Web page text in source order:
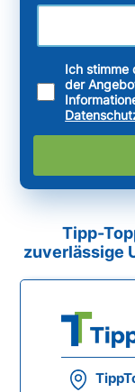
Ich stimme
der
Tipp-
zuverlässige